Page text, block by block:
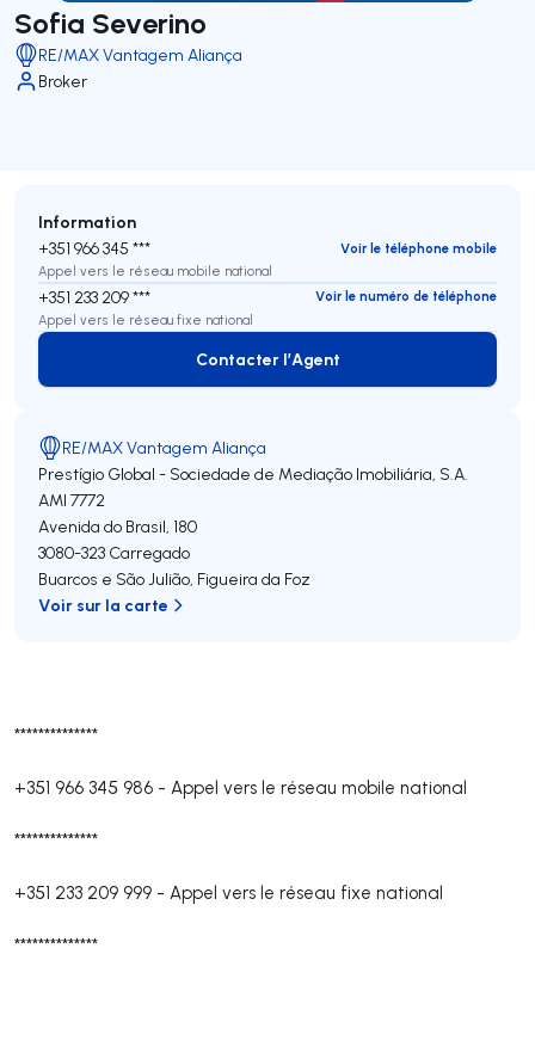
Sofia Severino
RE/MAX Vantagem Aliança
Broker
**************
+351 966 345 986 - Appel vers le réseau mobile national
**************
+351 233 209 999 - Appel vers le réseau fixe national
**************
Information
+351 966 345 ***
Voir le téléphone mobile
Appel vers le réseau mobile national
+351 233 209 ***
Voir le numéro de téléphone
Appel vers le réseau fixe national
Contacter l’Agent
Contacter l’Agent
RE/MAX Vantagem Aliança
Prestígio Global - Sociedade de Mediação Imobiliária, S.A.
AMI 7772
Avenida do Brasil, 180
3080-323 Carregado
Buarcos e São Julião, Figueira da Foz
Voir sur la carte